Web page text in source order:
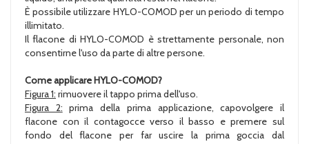
È possibile utilizzare HYLO-COMOD per un periodo di tempo
illimitato.
Il flacone di HYLO-COMOD è strettamente personale, non
consentirne l'uso da parte di altre persone.
Come applicare HYLO-COMOD?
Figura 1: rimuovere il tappo prima dell'uso.
Figura 2: prima della prima applicazione, capovolgere il
flacone con il contagocce verso il basso e premere sul
fondo del flacone per far uscire la prima goccia dal